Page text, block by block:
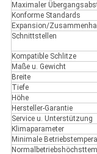
Maximaler
Konforme Standards
Expansion/
Schnittstellen
Kompatible Schlitze
Maße u. Gewicht
Breite
Tiefe
Höhe
Hersteller-Garantie
Service u. Unterstützung
Klimaparameter
Minimale